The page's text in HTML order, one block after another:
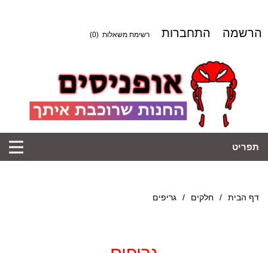
הרשמה התחברות רשימת משאלות (0)
תפריט
דף הבית / חלקים / גריפים